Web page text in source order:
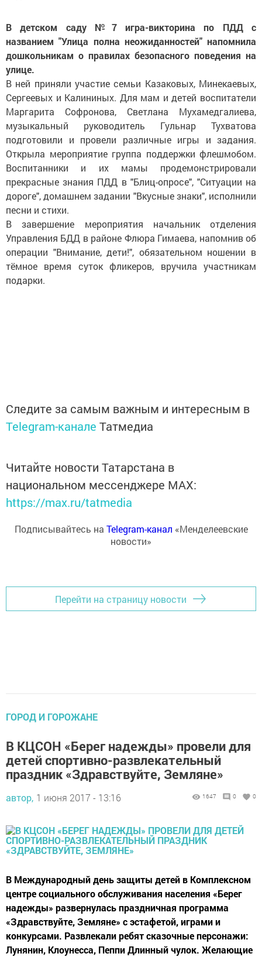
В детском саду №7 игра-викторина по ПДД с
названием "Улица полна неожиданностей" напомнила
дошкольникам о правилах безопасного поведения на
улице.
В ней приняли участие семьи Казаковых, Минекаевых,
Сергеевых и Калининых. Для мам и детей воспитатели
Маргарита Софронова, Светлана Мухамедгалиева,
музыкальный руководитель Гульнар Тухватова
подготовили и провели различные игры и задания.
Открыла мероприятие группа поддержки флешмобом.
Воспитанники и их мамы продемонстрировали
прекрасные знания ПДД в "Блиц-опросе", "Ситуации на
дороге", домашнем задании "Вкусные знаки", исполнили
песни и стихи.
В завершение мероприятия начальник отделения
Управления БДД в районе Флюра Гимаева, напомнив об
операции "Внимание, дети!", обязательном ношении в
тёмное время суток фликеров, вручила участникам
подарки.
Следите за самым важным и интересным в
Telegram-канале Татмедиа
Читайте новости Татарстана в
национальном мессенджере MАХ:
https://max.ru/tatmedia
Подписывайтесь на Telegram-канал «Менделеевские
новости»
Перейти на страницу новости
ГОРОД И ГОРОЖАНЕ
В КЦСОН «Берег надежды» провели для
детей спортивно-развлекательный
праздник «Здравствуйте, Земляне»
автор, 1 июня 2017 - 13:16 1647 0 0
В Международный день защиты детей в Комплексном
центре социального обслуживания населения «Берег
надежды» развернулась праздничная программа
«Здравствуйте, Земляне» с эстафетой, играми и
конкурсами. Развлекали ребят сказочные персонажи:
Лунянин, Клоунесса, Пеппи Длинный чулок. Желающие